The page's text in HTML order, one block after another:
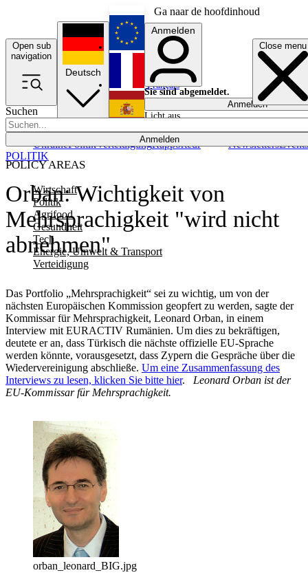
Ga naar de hoofdinhoud
Open sub
navigation
Close menu
Suchen
Anmelden
POLICY AREAS
Wirtschaft
Politik
Agrifood
Gesundheit
Tech
Energie, Umwelt & Transport
Verteidigung
UkrainePolitikVerteidigungRapporteur NewslettersEvents
Deutsch
English
Français
Anmelden
Sie sind abgemeldet.
Anmelden
Licht aus
Orban: Wichtigkeit von
Mehrsprachigkeit "wird nicht
abnehmen"
Das Portfolio „Mehrsprachigkeit“ sei zu wichtig, um von der
nächsten Europäischen Kommission geopfert zu werden, sagte der
Kommissar für Mehrsprachigkeit, Leonard Orban, in einem
Interview mit EURACTIV Rumänien. Um dies zu bekräftigen,
deutete er an, dass Türkisch die nächste offizielle EU-Sprache
werden könnte, vorausgesetzt, dass Zypern die Gespräche über die
Wiedervereinigung abschließe. Um eine Zusammenfassung des
Interviews zu lesen, klicken Sie bitte hier. Leonard Orban ist der
EU-Kommissar für Mehrsprachigkeit.
POLITIK
orban_leonard_BIG.jpg